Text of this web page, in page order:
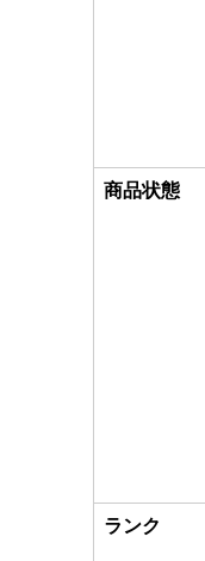
商品状態
ランク